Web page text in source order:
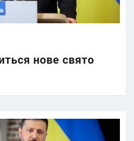
нове свято